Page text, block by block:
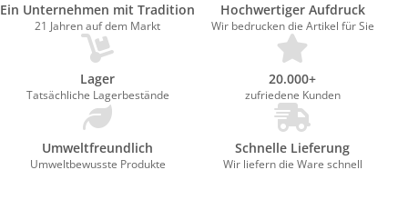
Ein Unternehmen mit Tradition
21 Jahren auf dem Markt
Hochwertiger Aufdruck
Wir bedrucken die Artikel für Sie
Lager
Tatsächliche Lagerbestände
20.000+
zufriedene Kunden
Umweltfreundlich
Umweltbewusste Produkte
Schnelle Lieferung
Wir liefern die Ware schnell